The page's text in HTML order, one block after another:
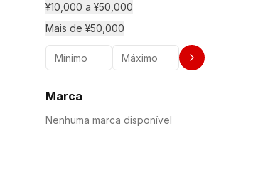
¥10,000 a ¥50,000
Mais de ¥50,000
Marca
Nenhuma marca disponível